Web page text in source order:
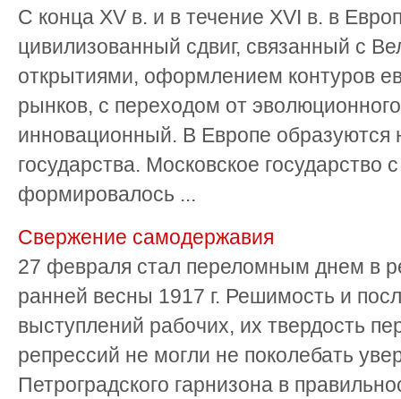
С конца XV в. и в течение XVI в. в
цивилизованный сдвиг, связанный с
открытиями, оформлением контуров
рынков, с переходом от
инновационный. В Европе образуются
государства. Московское государство
формировалось ...
Свержение самодержавия
27 февраля стал переломным днем в
ранней весны 1917 г. Решимость и
выступлений рабочих, их твердость
репрессий не могли не поколебать
Петроградского гарнизона в